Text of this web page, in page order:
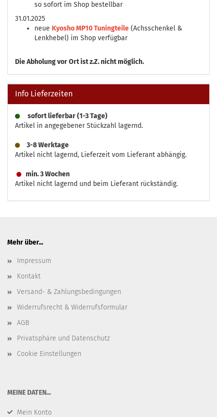
so sofort im Shop bestellbar
31.01.2025
neue Kyosho MP10 Tuningteile (Achsschenkel &
Lenkhebel) im Shop verfügbar
DieAbholung vor Ort ist z.Z. nicht möglich.
Info Lieferzeiten
sofort lieferbar (1-3 Tage)
Artikel in angegebener Stückzahl lagernd.
3-8 Werktage
Artikel nicht lagernd, Lieferzeit vom Lieferant abhängig.
min. 3 Wochen
Artikel nicht lagernd und beim Lieferant rückständig.
Mehr über...
Impressum
Kontakt
Versand- & Zahlungsbedingungen
Widerrufsrecht & Widerrufsformular
AGB
Privatsphäre und Datenschutz
Cookie Einstellungen
​MEINE DATEN...
Mein Konto